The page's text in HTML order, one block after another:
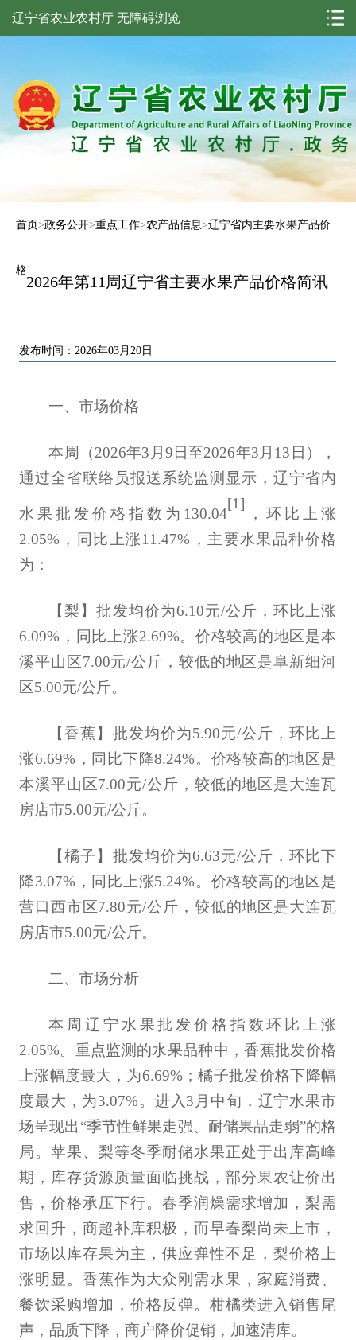
辽宁省农业农村厅 无障碍浏览
首页>政务公开>重点工作>农产品信息>辽宁省内主要水果产品价
格
2026年第11周辽宁省主要水果产品价格简讯
发布时间：2026年03月20日
一、市场价格
本周 （2026年3月9日至2026年3月13日）
，
通过全省联络员报送系统监测显示，辽宁省内
水果批发价格指数为 130.04
[1]
， 环比上涨
2.05%，同比上涨11.47%，主要水果品种价格
为：
【梨】批发均价为6.10元/公斤，环比上涨
6.09%，同比上涨2.69%。价格较高的地区是本
溪平山区7.00元/公斤，较低的地区是阜新细河
区5.00元/公斤。
【香蕉】批发均价为5.90元/公斤，环比上
涨6.69%，同比下降8.24%。价格较高的地区是
本溪平山区7.00元/公斤，较低的地区是大连瓦
房店市5.00元/公斤。
【橘子】批发均价为6.63元/公斤，环比下
降3.07%，同比上涨5.24%。价格较高的地区是
营口西市区7.80元/公斤，较低的地区是大连瓦
房店市5.00元/公斤。
二、市场分析
本周辽宁水果批发价格指数环比上涨
2.05%。重点监测的水果品种中，香蕉批发价格
上涨幅度最大，为6.69%；橘子批发价格下降幅
度最大，为3.07%。进入3月中旬，辽宁水果市
场呈现出“季节性鲜果走强、耐储果品走弱”的格
局。苹果、梨等冬季耐储水果正处于出库高峰
期，库存货源质量面临挑战，部分果农让价出
售，价格承压下行。春季润燥需求增加，梨需
求回升，商超补库积极，而早春梨尚未上市，
市场以库存果为主，供应弹性不足，梨价格上
涨明显。香蕉作为大众刚需水果，家庭消费、
餐饮采购增加，价格反弹。柑橘类进入销售尾
声，品质下降，商户降价促销，加速清库。